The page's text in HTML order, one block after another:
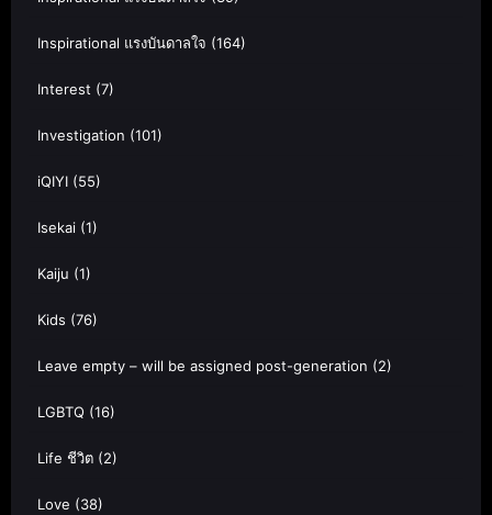
Inspirational แรงบันดาลใจ (164)
Interest (7)
Investigation (101)
iQIYI (55)
Isekai (1)
Kaiju (1)
Kids (76)
Leave empty – will be assigned post-generation (2)
LGBTQ (16)
Life ชีวิต (2)
Love (38)